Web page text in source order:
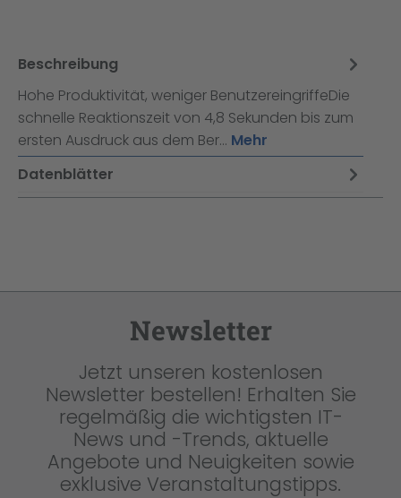
Beschreibung
Hohe Produktivität, weniger BenutzereingriffeDie
schnelle Reaktionszeit von 4,8 Sekunden bis zum
ersten Ausdruck aus dem Ber… Mehr
Datenblätter
Newsletter
Jetzt unseren kostenlosen
Newsletter bestellen! Erhalten Sie
regelmäßig die wichtigsten IT-
News und -Trends, aktuelle
Angebote und Neuigkeiten sowie
exklusive Veranstaltungstipps.